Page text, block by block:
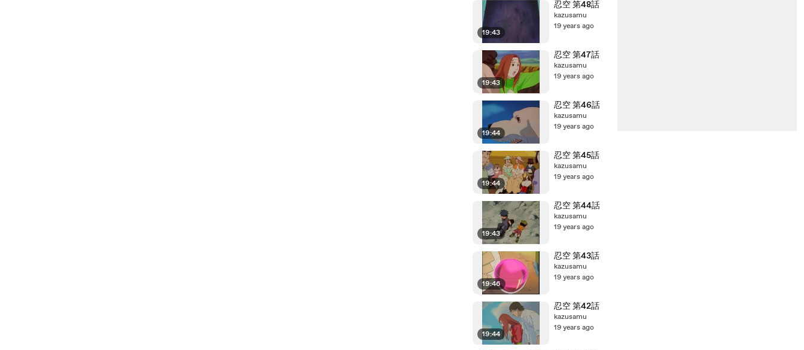
19:43
忍空 第48話
kazusamu
19 years ago
19:43
忍空 第47話
kazusamu
19 years ago
19:44
忍空 第46話
kazusamu
19 years ago
19:44
忍空 第45話
kazusamu
19 years ago
19:43
忍空 第44話
kazusamu
19 years ago
19:46
忍空 第43話
kazusamu
19 years ago
19:44
忍空 第42話
kazusamu
19 years ago